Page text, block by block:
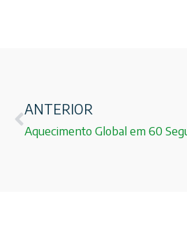
ANTERIOR
Aquecimento Global em 60